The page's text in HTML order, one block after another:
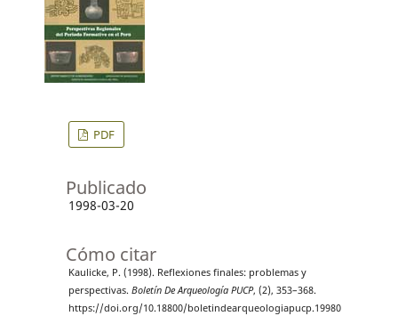
PDF
Publicado
1998-03-20
Cómo citar
Kaulicke, P. (1998). Reflexiones finales: problemas y
perspectivas. Boletín De Arqueología PUCP, (2), 353–368.
https://doi.org/10.18800/boletindearqueologiapucp.19980